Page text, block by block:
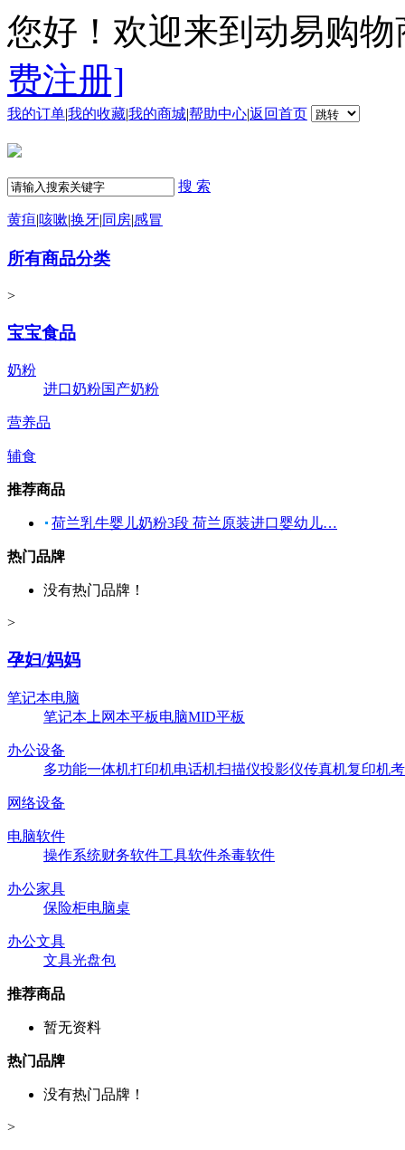
您好！欢迎来到动易购
费注册]
我的订单|我的收藏|我的商城|帮助中心|返回首页
搜 索
黄疸|咳嗽|换牙|同房|感冒
所有商品分类
>
宝宝食品
奶粉
进口奶粉国产奶粉
营养品
辅食
推荐商品
荷兰乳牛婴儿奶粉3段 荷兰原装进口婴幼儿…
热门品牌
没有热门品牌！
>
孕妇/妈妈
笔记本电脑
笔记本 上网本平板电脑MID平板
办公设备
多功能一体机打印机电话机扫描仪投影仪传真机复印机
网络设备
电脑软件
操作系统财务软件工具软件杀毒软件
办公家具
保险柜电脑桌
办公文具
文具光盘包
推荐商品
暂无资料
热门品牌
没有热门品牌！
>